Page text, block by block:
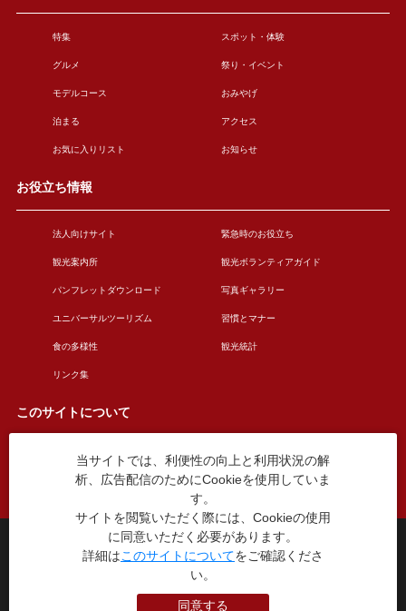
特集 スポット・体験
グルメ 祭り・イベント
モデルコース おみやげ
泊まる アクセス
お気に入りリスト お知らせ
お役立ち情報
法人向けサイト 緊急時のお役立ち
観光案内所 観光ボランティアガイド
パンフレットダウンロード 写真ギャラリー
ユニバーサルツーリズム 習慣とマナー
食の多様性 観光統計
リンク集
このサイトについて
このサイトについて 広告掲載について
お問い合わせ
台東区役所観光課
〒110-8615 東京都台東区東上野4丁目5番6号
TEL：03-5246-1151
当サイトでは、利便性の向上と利用状況の解
析、広告配信のためにCookieを使用していま
す。
サイトを閲覧いただく際には、Cookieの使用
に同意いただく必要があります。
詳細はこのサイトについてをご確認くださ
い。
同意する